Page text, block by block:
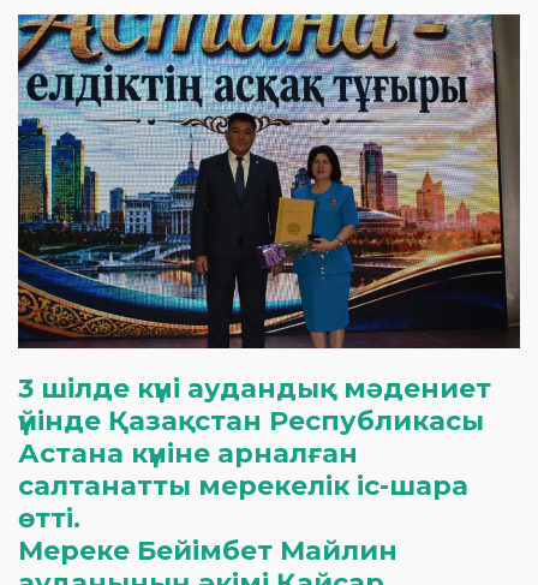
3 шілде күні аудандық мәдениет
үйінде Қазақстан Республикасы
Астана күніне арналған
салтанатты мерекелік іс-шара
өтті.
Мереке Бейімбет Майлин